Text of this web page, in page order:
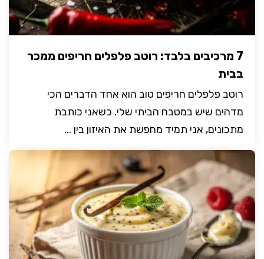
7 מרכיבים בלבד: רוטב פלפלים חריפים ממכר
בבית
רוטב פלפלים חריפים טוב הוא אחד הדברים הכי
מדהים שיש במטבח הביתי שלי. כשאני כותבת
מתכונים, אני תמיד מחפשת את האיזון בין ...